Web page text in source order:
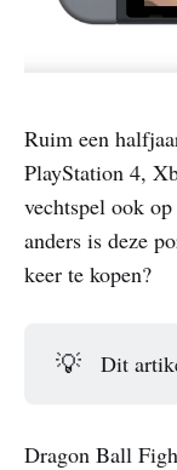
Ruim een
PlayStation 4,
vechtspel ook
anders is deze
keer te kopen?
💡 Dit
Dragon Ball